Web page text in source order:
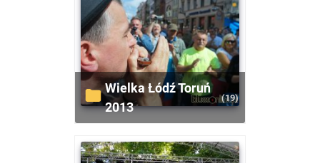
Wielka Łódź Toruń
2013
(19)